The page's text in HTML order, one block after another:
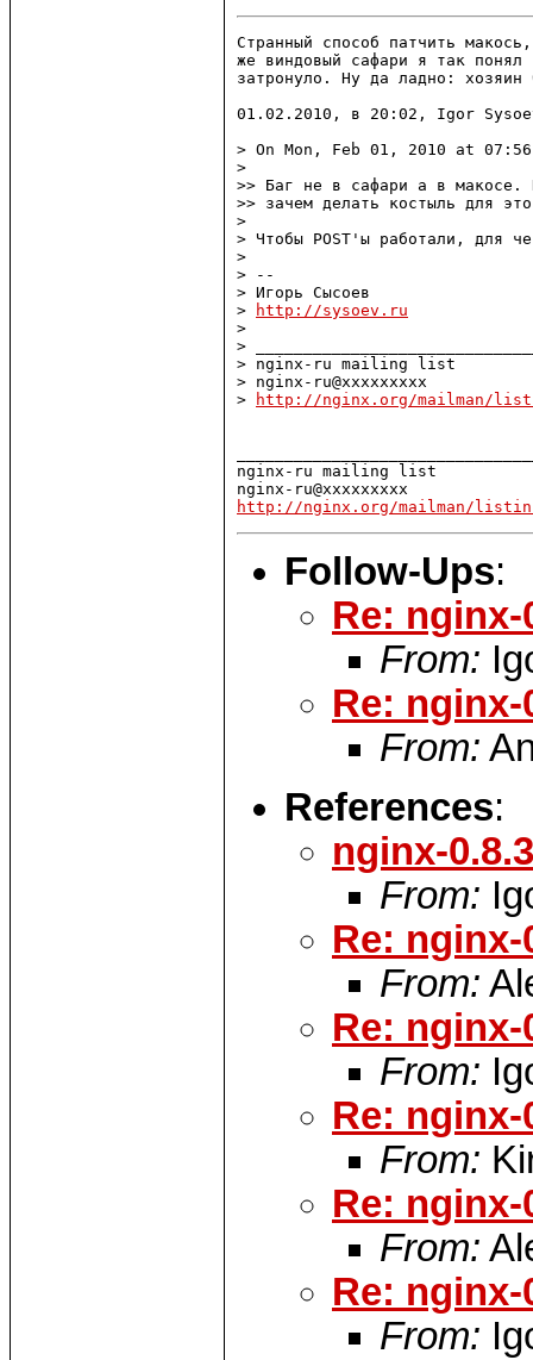
Странный способ патчить
же виндовый сафари я так
затронуло. Ну да ладно:
01.02.2010, в 20:02, Igor
> On Mon, Feb 01, 2010 at
>
>> Баг не в сафари а в
>> зачем делать костыль для
>
> Чтобы POST'ы работали, для
>
> --
> Игорь Сысоев
>
http://sysoev.ru
>
>
> nginx-ru mailing list
> nginx-ru@xxxxxxxxx
>
http://nginx.org/mailman/
nginx-ru mailing list
http://nginx.org/mailman/
Follow-Ups:
Re: nginx-
From:
Re: nginx-
From:
References:
nginx-
From:
Re: nginx-
From:
Re: nginx-
From:
Re: nginx-
From:
Re: nginx-
From:
Re: nginx-
From: